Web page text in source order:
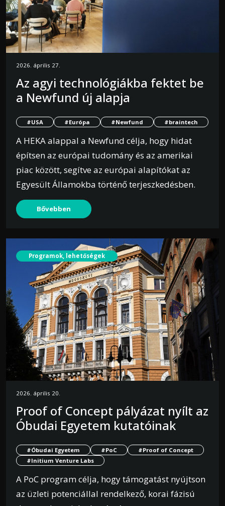
2026. április 27.
Az agyi technológiákba fektet be
a Newfund új alapja
#USA #Európa #Newfund #braintech
A HEKA alappal a Newfund célja, hogy hidat
építsen az európai tudomány és az amerikai
piac között, segítve az európai alapítókat az
Egyesült Államokba történő terjeszkedésben.
Bővebben
Programok, lehetőségek
2026. április 20.
Proof of Concept pályázat nyílt az
Óbudai Egyetem kutatóinak
#Óbudai Egyetem #PoC
#Proof of Concept
#Initium Venture Labs
A PoC program célja, hogy támogatást nyújtson
az üzleti potenciállal rendelkező, korai fázisú